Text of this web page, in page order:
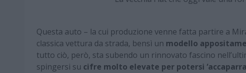
Questa auto – la cui produzione venne fatta partire a
classica vettura da strada, bensì un modello
tutto ciò, però, sta subendo un rinnovato fascino
spingersi su cifre molto elevate per potersi